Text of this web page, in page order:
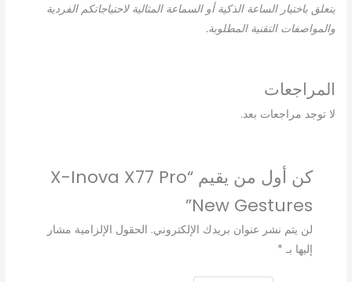
يتعلق باختيار الساعة الذكية أو السماعة المثالية لاحتياجاتكم الفردية
والمواصفات التقنية المطلوبة.
المراجعات
لا توجد مراجعات بعد.
كن أول من يقيم “X-Inova X77 Pro
New Gestures”
لن يتم نشر عنوان بريدك الإلكتروني. الحقول الإلزامية مشار
إليها بـ *